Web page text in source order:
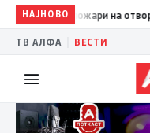
НАЈНОВО17:42ЦУК: До 18
ТВ АЛФА ВЕСТИ